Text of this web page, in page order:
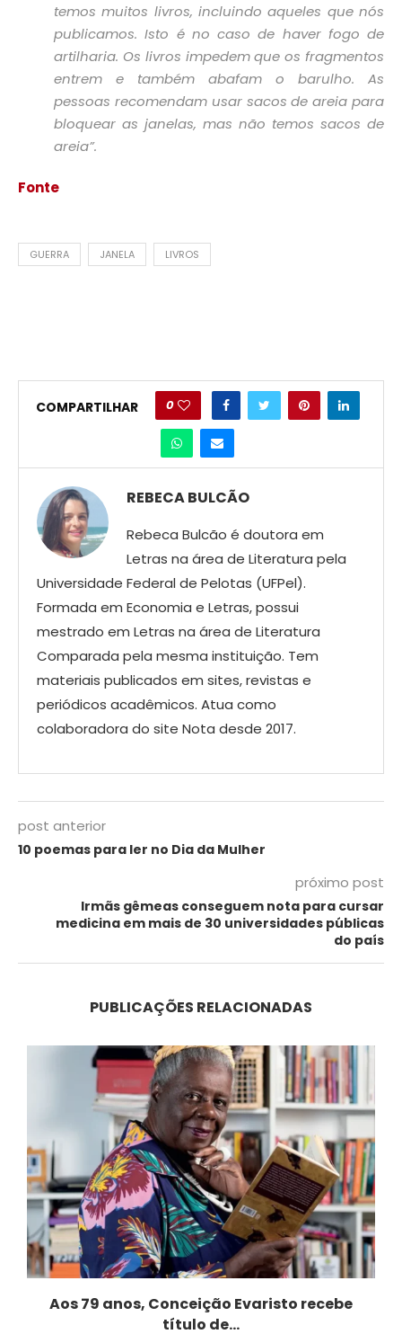
temos muitos livros, incluindo aqueles que nós
publicamos. Isto é no caso de haver fogo de
artilharia. Os livros impedem que os fragmentos
entrem e também abafam o barulho. As
pessoas recomendam usar sacos de areia para
bloquear as janelas, mas não temos sacos de
areia”.
Fonte
GUERRA JANELA LIVROS
COMPARTILHAR 0
REBECA BULCÃO
Rebeca Bulcão é doutora em
Letras na área de Literatura pela
Universidade Federal de Pelotas (UFPel).
Formada em Economia e Letras, possui
mestrado em Letras na área de Literatura
Comparada pela mesma instituição. Tem
materiais publicados em sites, revistas e
periódicos acadêmicos. Atua como
colaboradora do site Nota desde 2017.
post anterior
10 poemas para ler no Dia da Mulher
próximo post
Irmãs gêmeas conseguem nota para cursar
medicina em mais de 30 universidades públicas
do país
PUBLICAÇÕES RELACIONADAS
Aos 79 anos, Conceição Evaristo recebe
título de...